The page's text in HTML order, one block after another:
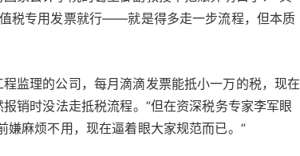
值税专用发票就行——就是得多走一步流程，但本质
监理的公司，每月滴滴发票能抵小一万的税，现在
销时没法走抵税流程。”但在资深税务专家李军眼
嫌麻烦不用，现在逼着眼大家规范而已。”